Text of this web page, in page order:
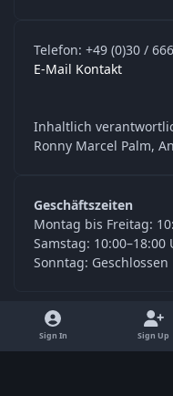
Telefon: +49 (0)30 /
E-Mail Kontakt
Inhaltlich
Ronny Marcel Palm,
Geschäftszeiten
Montag bis Freitag:
Samstag: 10:00–18:00
Sonntag: Geschlossen
Sign In Sign Up